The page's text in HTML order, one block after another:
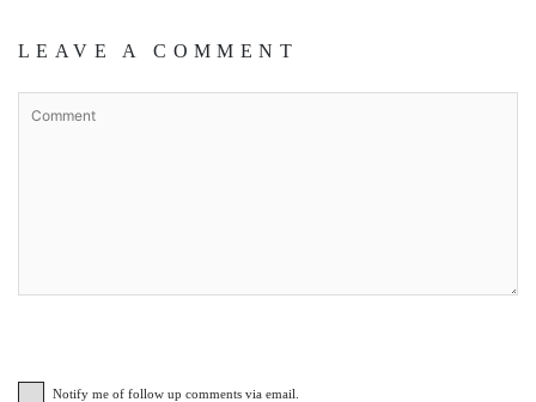
LEAVE A COMMENT
Notify me of follow up comments via email.